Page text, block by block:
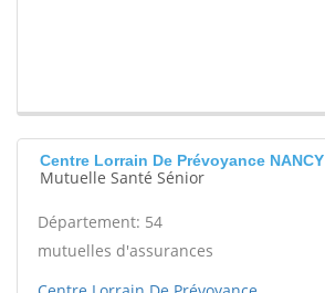
Centre Lorrain De Prévoyance NANCY
Mutuelle Santé Sénior
Département: 54
mutuelles d'assurances